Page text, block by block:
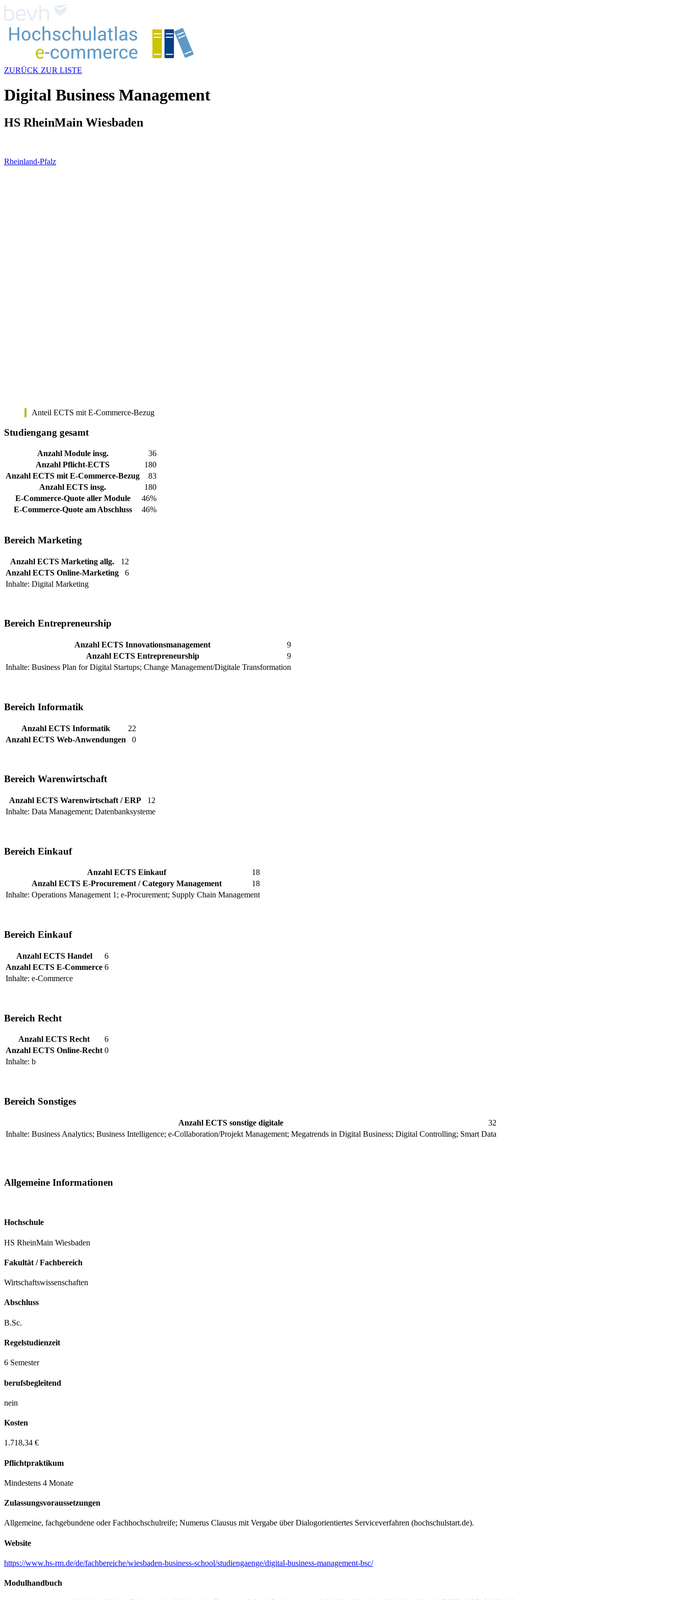
ZURÜCK ZUR LISTE
Digital Business Management
HS RheinMain Wiesbaden
Rheinland-Pfalz
Anteil ECTS mit E-Commerce-Bezug
Studiengang gesamt
Anzahl Module insg.
36
Anzahl Pflicht-ECTS
180
Anzahl ECTS mit E-Commerce-Bezug
83
Anzahl ECTS insg.
180
E-Commerce-Quote aller Module
46%
E-Commerce-Quote am Abschluss
46%
Bereich Marketing
Anzahl ECTS Marketing allg.
12
Anzahl ECTS Online-Marketing
6
Inhalte: Digital Marketing
Bereich Entrepreneurship
Anzahl ECTS Innovationsmanagement
9
Anzahl ECTS Entrepreneurship
9
Inhalte: Business Plan for Digital Startups; Change Management/Digitale Transformation
Bereich Informatik
Anzahl ECTS Informatik
22
Anzahl ECTS Web-Anwendungen
0
Bereich Warenwirtschaft
Anzahl ECTS Warenwirtschaft / ERP
12
Inhalte: Data Management; Datenbanksysteme
Bereich Einkauf
Anzahl ECTS Einkauf
18
Anzahl ECTS E-Procurement / Category Management
18
Inhalte: Operations Management 1; e-Procurement; Supply Chain Management
Bereich Einkauf
Anzahl ECTS Handel
6
Anzahl ECTS E-Commerce 6
Inhalte: e-Commerce
Bereich Recht
Anzahl ECTS Recht
6
Anzahl ECTS Online-Recht 0
Inhalte: b
Bereich Sonstiges
Anzahl ECTS sonstige digitale
32
Inhalte: Business Analytics; Business Intelligence; e-Collaboration/Projekt Management; Megatrends in Digital Business; Digital Controlling; Smart Data
Allgemeine Informationen
Hochschule
HS RheinMain Wiesbaden
Fakultät / Fachbereich
Wirtschaftswissenschaften
Abschluss
B.Sc.
Regelstudienzeit
6 Semester
berufsbegleitend
nein
Kosten
1.718,34 €
Pflichtpraktikum
Mindestens 4 Monate
Zulassungs­voraussetzungen
Allgemeine, fachgebundene oder Fachhochschulreife; Numerus Clausus mit Vergabe über Dialogorientiertes Serviceverfahren (hochschulstart.de).
Website
https://www.hs-rm.de/de/fachbereiche/wiesbaden-business-school/studiengaenge/digital-business-management-bsc/
Modulhandbuch